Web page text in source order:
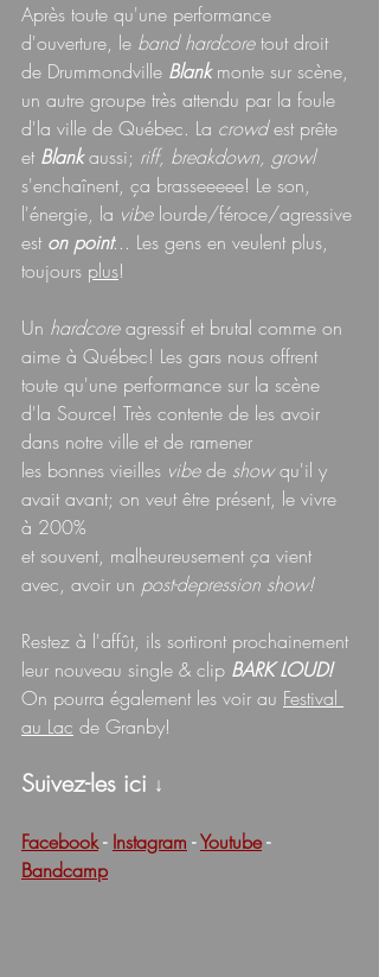
Après toute qu'une performance
d'ouverture, le band hardcore tout droit
de Drummondville Blank monte sur scène,
un autre groupe très attendu par la foule
d'la ville de Québec. La crowd est prête
et Blank aussi; riff, breakdown, growl
s'enchaînent, ça brasseeeee! Le son,
l'énergie, la vibe lourde/féroce/agressive
est on point... Les gens en veulent plus,
toujours plus!
Un hardcore agressif et brutal comme on
aime à Québec! Les gars nous offrent
toute qu'une performance sur la scène
d'la Source! Très contente de les avoir
dans notre ville et de ramener
les bonnes vieilles vibe de show qu'il y
avait avant; on veut être présent, le vivre
à 200%
et souvent, malheureusement ça vient
avec, avoir un post-depression show!
Restez à l'affût, ils sortiront prochainement
leur nouveau single & clip BARK LOUD!
On pourra également les voir au Festival
au Lac de Granby!
Suivez-les ici ↓
Facebook - Instagram - Youtube -
Bandcamp